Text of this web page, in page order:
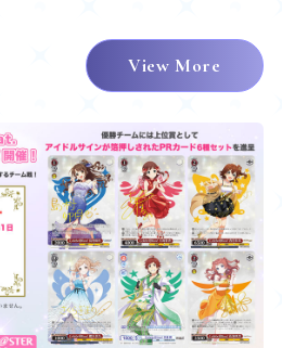
View More